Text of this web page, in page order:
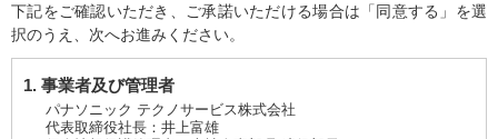
下記をご確認いただき、ご承諾いただける場合は「同意する」を選
択のうえ、次へお進みください。
1. 事業者及び管理者
パナソニック テクノサービス株式会社
代表取締役社長：井上富雄